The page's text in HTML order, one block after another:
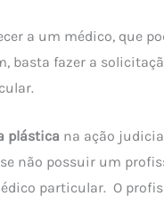
a um médico, que
basta fazer a
plástica na ação
não possuir um
particular. O